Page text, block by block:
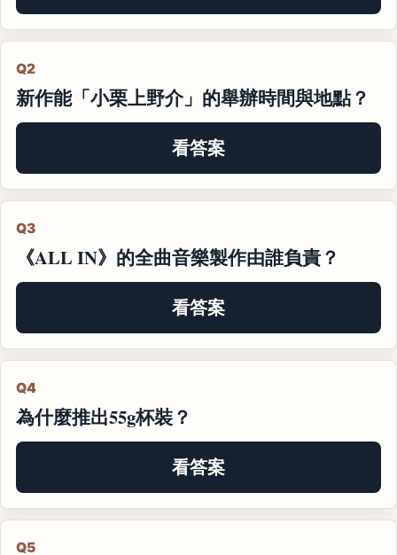
Q2
新作能「小栗上野介」的舉辦時間與地點？
看答案
Q3
《ALL IN》的全曲音樂製作由誰負責？
看答案
Q4
為什麼推出55g杯裝？
看答案
Q5